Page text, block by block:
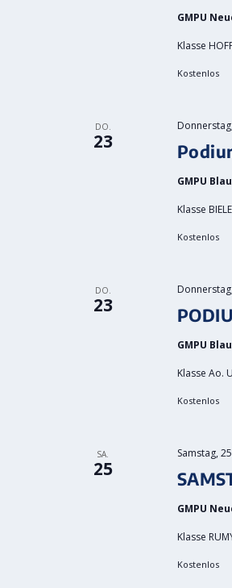
GMPU
Klasse
Kostenlos
DO.
23
GMPU
Klasse
Kostenlos
DO.
23
GMPU
Klasse Ao.
Kostenlos
SA.
25
Samstag,
GMPU
Klasse
Kostenlos